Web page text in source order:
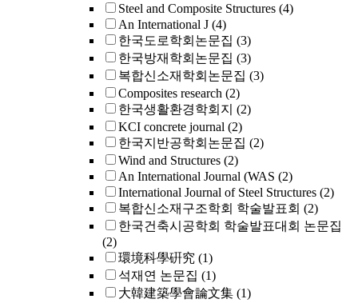
Steel and Composite Structures (4)
An International J (4)
한국도로학회논문집 (3)
한국방재학회논문집 (3)
복합신소재학회논문집 (3)
Composites research (2)
한국생활환경학회지 (2)
KCI concrete journal (2)
한국지반공학회논문집 (2)
Wind and Structures (2)
An International Journal (WAS (2)
International Journal of Steel Structures (2)
복합신소재구조학회 학술발표회 (2)
한국건축시공학회 학술발표대회 논문집
(2)
環境科學硏究 (1)
석재연 논문집 (1)
大韓建築學會論文集 (1)